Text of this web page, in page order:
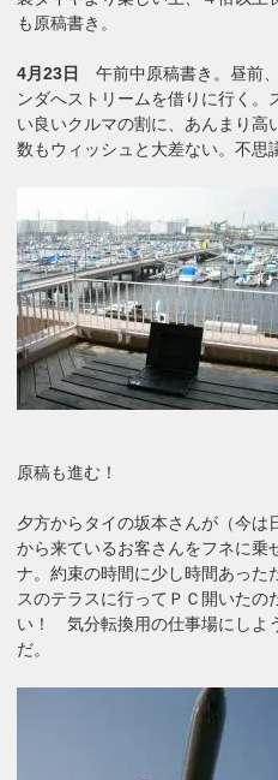
も原稿書き。
4月23日
午前中原稿書き。昼前
ンダへストリームを借りに行く。
い良いクルマの割に、あんまり高
数もウィッシュと大差ない。不思
原稿も進む！
夕方からタイの坂本さんが（今は
から来ているお客さんをフネに乗
ナ。約束の時間に少し時間あった
スのテラスに行ってＰＣ開いたの
い！ 気分転換用の仕事場にしよ
だ。